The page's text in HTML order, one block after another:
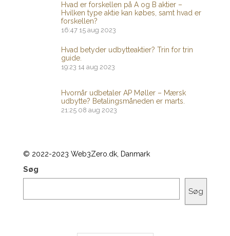
Hvad er forskellen på A og B aktier –
Hvilken type aktie kan købes, samt hvad er
forskellen?
16:47 15 aug 2023
Hvad betyder udbytteaktier? Trin for trin
guide.
19:23 14 aug 2023
Hvornår udbetaler AP Møller – Mærsk
udbytte? Betalingsmåneden er marts.
21:25 08 aug 2023
© 2022-2023 Web3Zero.dk, Danmark
Søg
Søg